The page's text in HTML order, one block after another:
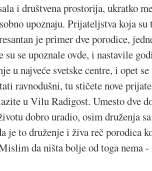
i društvena prostorija, ukratko
upoznaju. Prijateljstva koja su
je primer dve porodice,
su se upoznale ovde, i nastavile
u najveće svetske centre, i opet
ravnodušni, tu stičete nove
u Vilu Radigost. Umesto dve
dobro uradio, osim druženja
je to druženje i živa reč porodica
da ništa bolje od toga nema -